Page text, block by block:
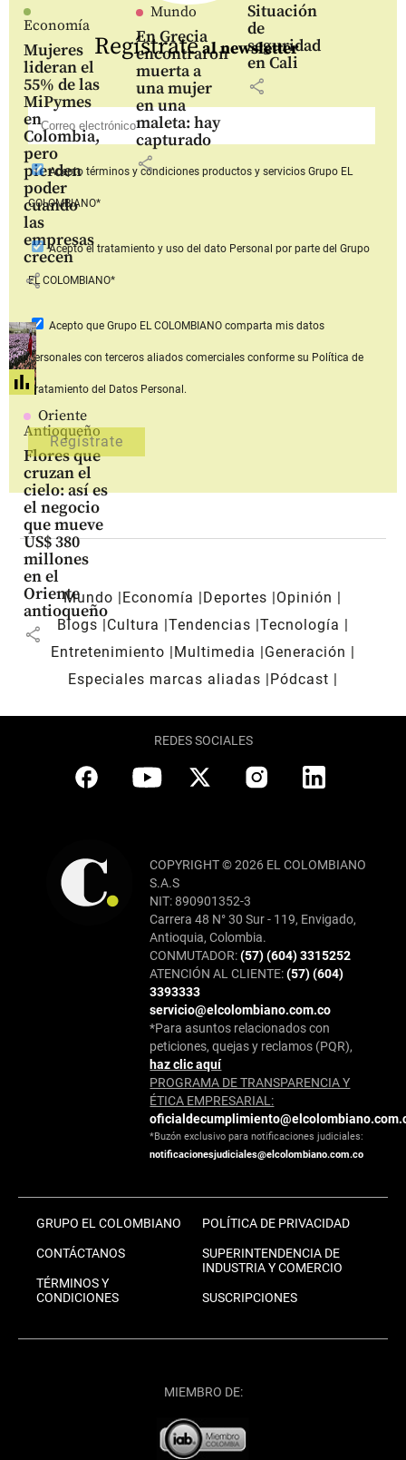
Economía
Mujeres
lideran el
55% de las
MiPymes
en
Colombia,
pero
pierden
poder
cuando
las
empresas
crecen
share
Mundo
En Grecia
encontraron
muerta a
una mujer
en una
maleta: hay
capturado
share
Situación
de
seguridad
en Cali
share
Oriente
Antioqueño
Flores que
cruzan el
cielo: así es
el negocio
que mueve
US$ 380
millones
en el
Oriente
antioqueño
share
Regístrateal newsletter
Aceptotérminos y condiciones productos y serviciosGrupo EL
COLOMBIANO*
Aceptoel tratamiento y uso del dato Personal por parte del Grupo
EL COLOMBIANO*
Acepto que Grupo EL COLOMBIANOcomparta mis datos
personales con terceros aliados comerciales conforme su Política de
Tratamiento del Datos Personal.
Mundo Economía Deportes
Opinión
Blogs
Cultura Tendencias Tecnología
Entretenimiento
Multimedia
Generación
Especiales marcas aliadas
Pódcast
REDES SOCIALES
COPYRIGHT © 2026 EL COLOMBIANO
S.A.S
NIT: 890901352-3
Carrera 48 N° 30 Sur - 119, Envigado,
Antioquia, Colombia.
CONMUTADOR:(57) (604) 3315252
ATENCIÓN AL CLIENTE:(57) (604)
3393333
servicio@elcolombiano.com.co
*Para asuntos relacionados con
peticiones, quejas y reclamos (PQR),
haz clic aquí
PROGRAMA DE TRANSPARENCIA Y
ÉTICA EMPRESARIAL:
*Buzón exclusivo para notificaciones judiciales:
notificacionesjudiciales@elcolombiano.com.co
GRUPO EL COLOMBIANO
CONTÁCTANOS
TÉRMINOS Y
CONDICIONES
POLÍTICA DE PRIVACIDAD
SUPERINTENDENCIA DE
INDUSTRIA Y COMERCIO
SUSCRIPCIONES
MIEMBRO DE: